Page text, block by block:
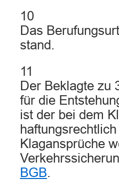
10
Das
stand.
11
Der Beklagte zu
für die
ist der bei dem
Klagansprüche
BGB.